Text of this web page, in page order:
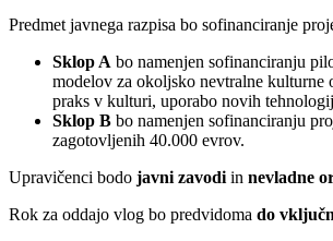
Predmet javnega razpisa bo sofinanciranje
Sklop A bo namenjen sofinanciranju
modelov za okoljsko nevtralne kulturne
praks v kulturi, uporabo novih
Sklop B bo namenjen sofinanciranju
zagotovljenih 40.000 evrov.
Upravičenci bodo javni zavodi in nevladne
Rok za oddajo vlog bo predvidoma do